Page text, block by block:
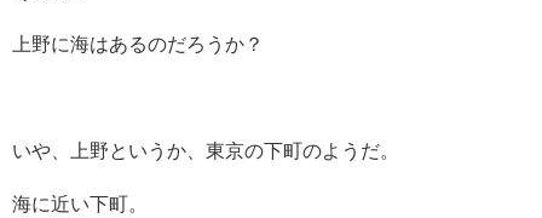
上野に海はあるのだろうか？
いや、上野というか、東京の下町のようだ。
海に近い下町。